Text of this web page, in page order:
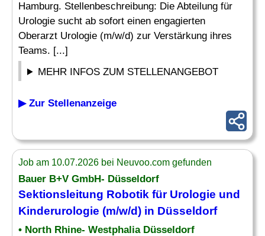
Hamburg. Stellenbeschreibung: Die Abteilung für
Urologie sucht ab sofort einen engagierten
Oberarzt Urologie (m/w/d) zur Verstärkung ihres
Teams. [...]
MEHR INFOS ZUM STELLENANGEBOT
▶ Zur Stellenanzeige
Job am 10.07.2026 bei Neuvoo.com gefunden
Bauer B+V GmbH- Düsseldorf
Sektionsleitung Robotik für Urologie und
Kinderurologie (m/w/d) in Düsseldorf
• North Rhine- Westphalia Düsseldorf